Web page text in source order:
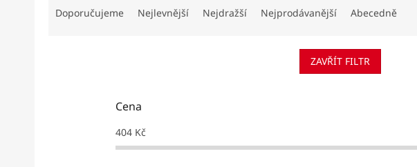
Doporučujeme Nejlevnější Nejdražší Nejprodávanější Abecedně
ZAVŘÍT FILTR
Cena
404Kč